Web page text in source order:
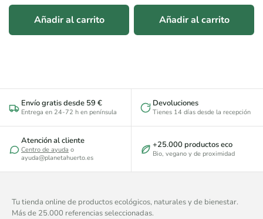
Añadir al carrito Añadir al carrito
Envío gratis desde 59 €
Entrega en 24-72 h en península
Devoluciones
Tienes 14 días desde la recepción
Atención al cliente
Centro de ayuda o
ayuda@planetahuerto.es
+25.000 productos eco
Bio, vegano y de proximidad
Tu tienda online de productos ecológicos, naturales y de bienestar.
Más de 25.000 referencias seleccionadas.